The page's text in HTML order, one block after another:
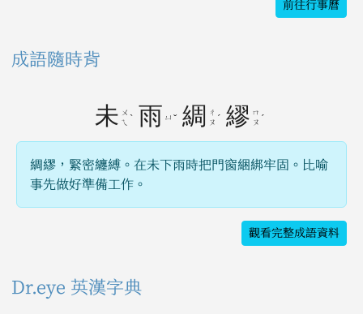
前往行事曆
成語隨時背
未 ㄨ
ㄟ ˋ 雨 ㄩ ˇ 綢
ㄔ
ㄡ ˊ 繆 ㄇ
ㄡ ˊ
綢繆，緊密纏縛。在未下雨時把門窗綑綁牢固。比喻
事先做好準備工作。
觀看完整成語資料
Dr.eye 英漢字典